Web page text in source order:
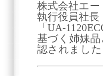
株式会社エ
執行役員社
「UA-
基づく姉妹
認されました